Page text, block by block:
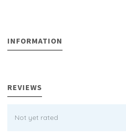
INFORMATION
REVIEWS
Not yet rated